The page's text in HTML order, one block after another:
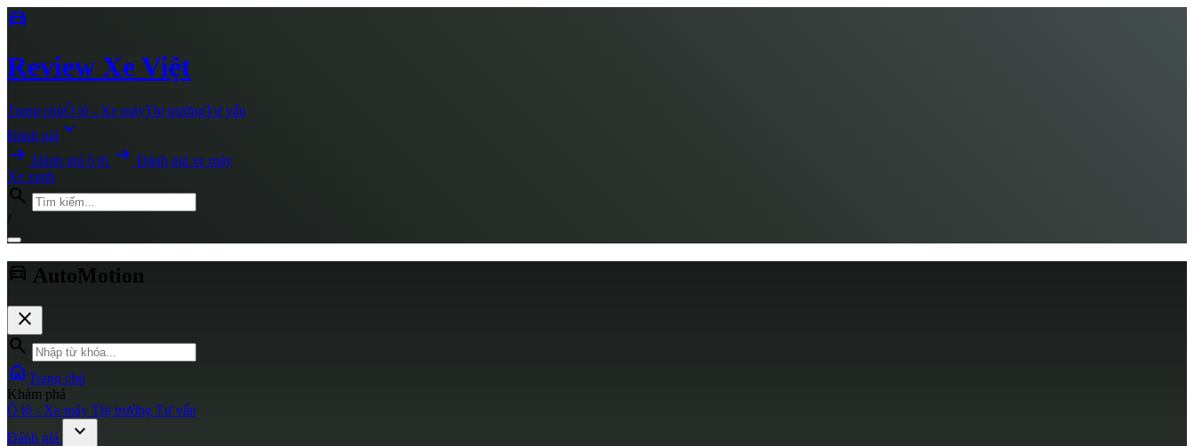
directions_car
Review Xe Việt
Trang chủÔ tô - Xe máyThị trườngTư vấn
Đánh giá expand_more
arrow_right_alt Đánh giá ô tô arrow_right_alt Đánh giá xe máy
Xe xanh
search
directions_car AutoMotion
close
search
home Trang chủ
Khám phá
Ô tô - Xe máy Thị trường Tư vấn
Đánh giá
expand_more